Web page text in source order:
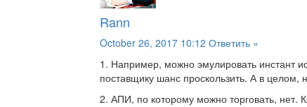
Rann
October 26, 2017 10:12 Ответить »
1. Например, можно эмулировать инстант
поставщику шанс проскользить. А в целом,
2. АПИ, по которому можно торговать,